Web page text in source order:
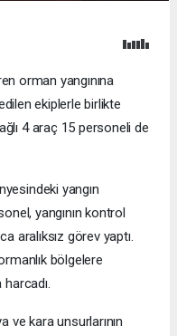
orman yangınına
ekiplerle birlikte
4 araç 15 personeli de
yangın
yangının kontrol
aralıksız görev yaptı.
bölgelere
ve kara unsurlarının